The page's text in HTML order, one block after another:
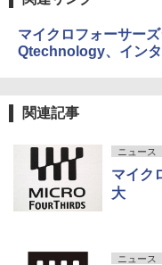
マイクロフォーサー
Qtechnology、イン
関連記事
ニュース
マイク
大
ニュース